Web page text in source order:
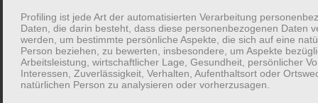
Das Spiel entlockt auch dem stillsten Freund oder
Familienmitglied eine Geschichte.
Profiling ist jede Art der automatisierten Verarbeitung
Daten, die darin besteht, dass diese personenbezogenen Daten
werden, um bestimmte persönliche Aspekte, die sich auf eine
Person beziehen, zu bewerten, insbesondere, um Aspekte
Arbeitsleistung, wirtschaftlicher Lage, Gesundheit, persönlicher
Interessen, Zuverlässigkeit, Verhalten, Aufenthaltsort oder
natürlichen Person zu analysieren oder vorherzusagen.